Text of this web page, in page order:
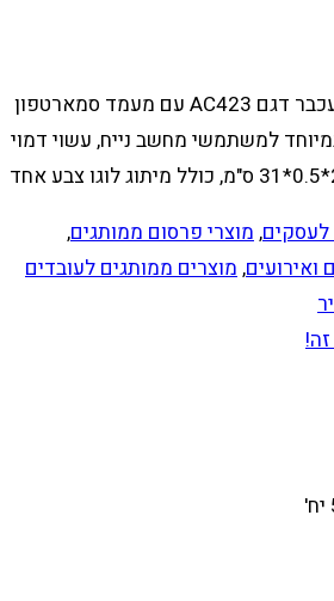
משטח טעינה אלחוטי לעכבר דגם AC423 עם מעמד סמארטפון
למשתמשי מחשב נייח, עשוי דמוי
לעסקים, מוצרי פרסום ממותגים,
ואירועים, מוצרים ממותגים לעובדים